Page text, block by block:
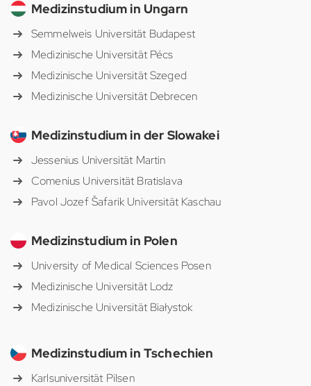
Medizinstudium in Ungarn
Semmelweis Universität Budapest
Medizinische Universität Pécs
Medizinische Universität Szeged
Medizinische Universität Debrecen
Medizinstudium in der Slowakei
Jessenius Universität Martin
Comenius Universität Bratislava
Pavol Jozef Šafarik Universität Kaschau
Medizinstudium in Polen
University of Medical Sciences Posen
Medizinische Universität Lodz
Medizinische Universität Białystok
Medizinstudium in Tschechien
Karlsuniversität Pilsen